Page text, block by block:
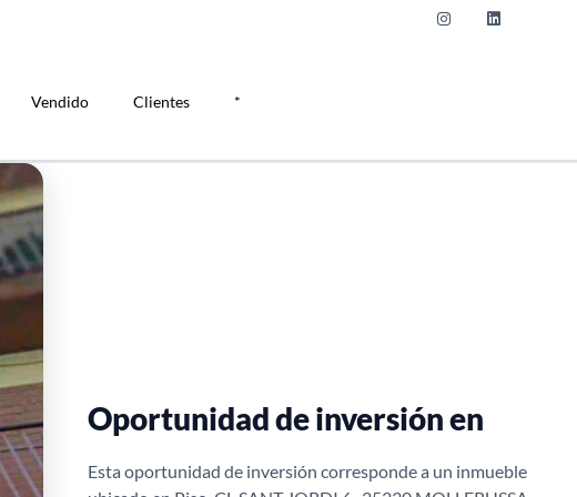
Vendido Clientes *
Oportunidad de inversión en
Esta oportunidad de inversión corresponde a un inmueble